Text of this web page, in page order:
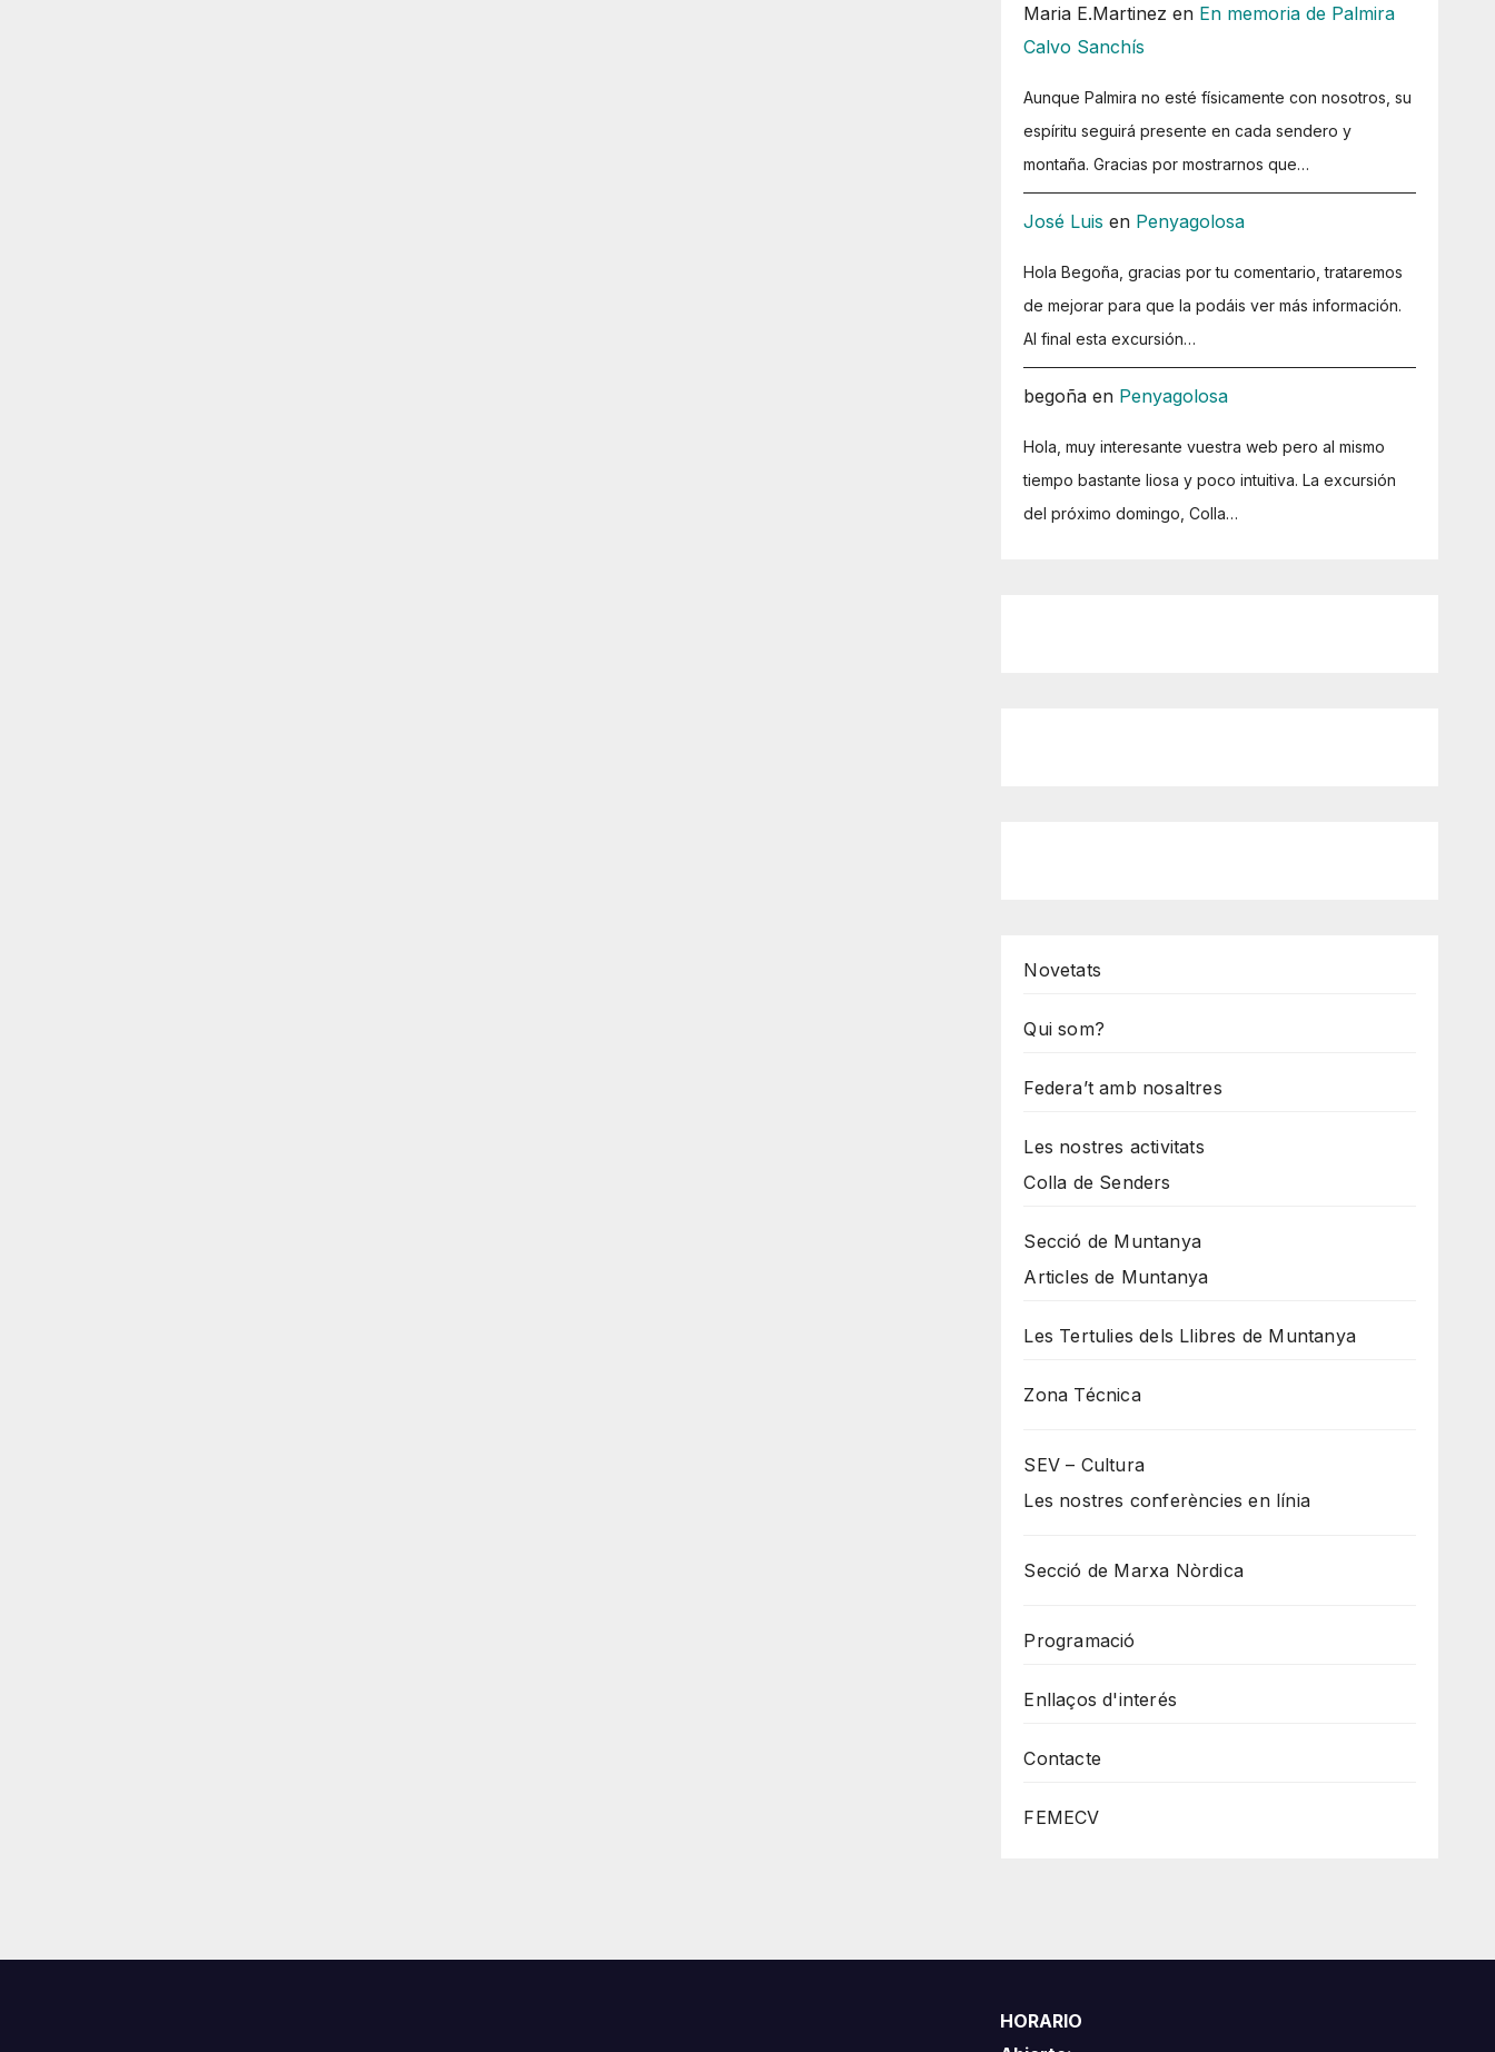
Maria E.Martinez en En memoria de Palmira
Calvo Sanchís
Aunque Palmira no esté físicamente con nosotros, su
espíritu seguirá presente en cada sendero y
montaña. Gracias por mostrarnos que…
José Luis en Penyagolosa
Hola Begoña, gracias por tu comentario, trataremos
de mejorar para que la podáis ver más información.
Al final esta excursión…
begoña en Penyagolosa
Hola, muy interesante vuestra web pero al mismo
tiempo bastante liosa y poco intuitiva. La excursión
del próximo domingo, Colla…
Novetats
Qui som?
Federa’t amb nosaltres
Les nostres activitats
Colla de Senders
Secció de Muntanya
Articles de Muntanya
Les Tertulies dels Llibres de Muntanya
Zona Técnica
SEV – Cultura
Les nostres conferències en línia
Secció de Marxa Nòrdica
Programació
Enllaços d'interés
Contacte
FEMECV
HORARIO